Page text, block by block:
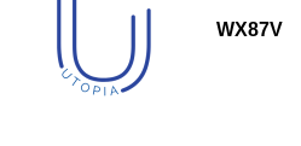
WX87V